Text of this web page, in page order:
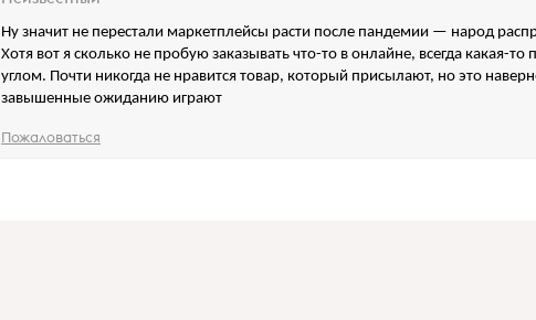
Ну значит не перестали маркетплейсы расти после пандемии — народ
Хотя вот я сколько не пробую заказывать что-то в онлайне, всегда какая-
углом. Почти никогда не нравится товар, который присылают, но это
завышенные ожиданию играют
Пожаловаться